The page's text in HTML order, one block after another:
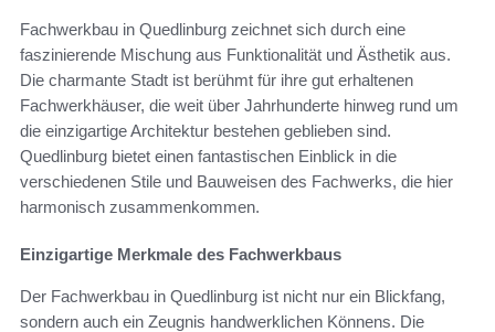
Fachwerkbau in Quedlinburg zeichnet sich durch eine
faszinierende Mischung aus Funktionalität und Ästhetik aus.
Die charmante Stadt ist berühmt für ihre gut erhaltenen
Fachwerkhäuser, die weit über Jahrhunderte hinweg rund um
die einzigartige Architektur bestehen geblieben sind.
Quedlinburg bietet einen fantastischen Einblick in die
verschiedenen Stile und Bauweisen des Fachwerks, die hier
harmonisch zusammenkommen.
Einzigartige Merkmale des Fachwerkbaus
Der Fachwerkbau in Quedlinburg ist nicht nur ein Blickfang,
sondern auch ein Zeugnis handwerklichen Könnens. Die